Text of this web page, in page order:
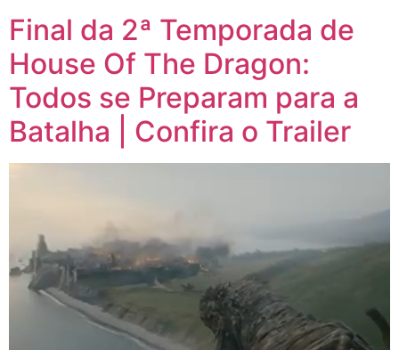
Final da 2ª Temporada de
House Of The Dragon:
Todos se Preparam para a
Batalha | Confira o Trailer